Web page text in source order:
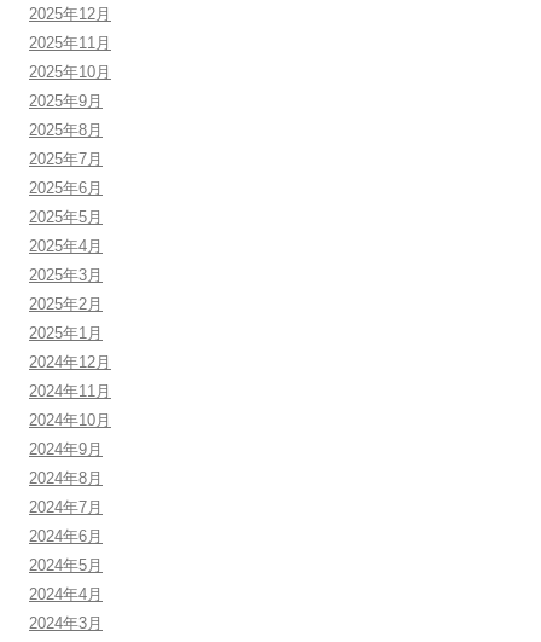
2025年12月
2025年11月
2025年10月
2025年9月
2025年8月
2025年7月
2025年6月
2025年5月
2025年4月
2025年3月
2025年2月
2025年1月
2024年12月
2024年11月
2024年10月
2024年9月
2024年8月
2024年7月
2024年6月
2024年5月
2024年4月
2024年3月